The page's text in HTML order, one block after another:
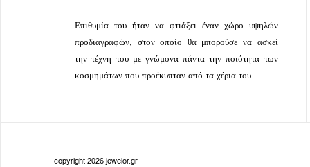
Επιθυμία του ήταν να φτιάξει έναν χώρο υψηλών
προδιαγραφών, στον οποίο θα μπορούσε να ασκεί
την τέχνη του με γνώμονα πάντα την ποιότητα των
κοσμημάτων που προέκυπταν από τα χέρια του.
copyright 2026 jewelor.gr